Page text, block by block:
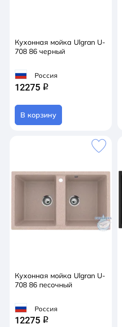
Кухонная мойка Ulgran U-
708 86 черный
Россия
12275 q
В корзину
Кухонная мойка Ulgran U-
708 86 песочный
Россия
12275 q